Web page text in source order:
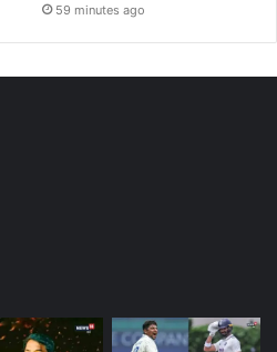
59 minutes ago